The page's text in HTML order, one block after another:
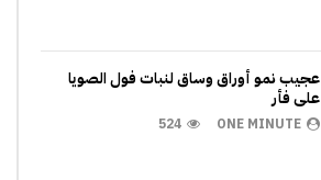
عجيب نمو أوراق وساق لنبات فول الصويا
على فأر
ONE MINUTE
524